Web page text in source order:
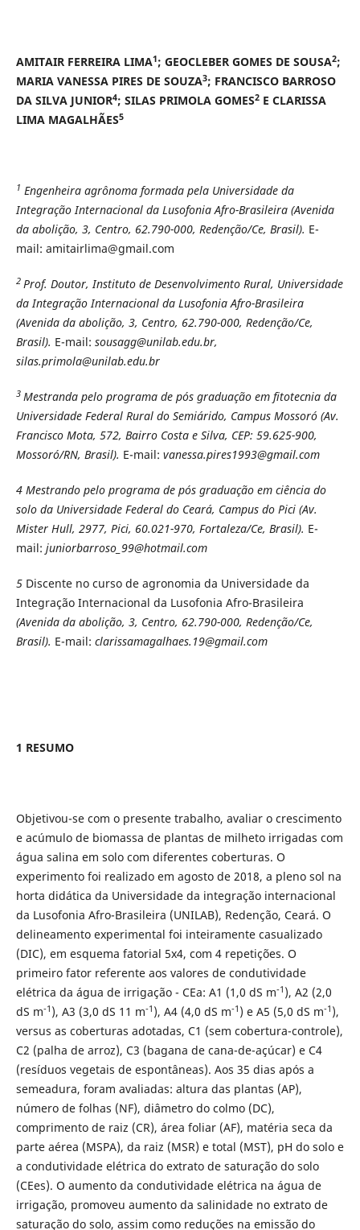
AMITAIR FERREIRA LIMA1; GEOCLEBER GOMES DE SOUSA2;
MARIA VANESSA PIRES DE SOUZA3; FRANCISCO BARROSO
DA SILVA JUNIOR4; SILAS PRIMOLA GOMES2E CLARISSA
LIMA MAGALHÃES5
1 Engenheira agrônoma formada pela Universidade da
Integração Internacional da Lusofonia Afro-Brasileira (Avenida
da abolição, 3, Centro, 62.790-000, Redenção/Ce, Brasil). E-
mail: amitairlima@gmail.com
2 Prof. Doutor, Instituto de Desenvolvimento Rural, Universidade
da Integração Internacional da Lusofonia Afro-Brasileira
(Avenida da abolição, 3, Centro, 62.790-000, Redenção/Ce,
Brasil). E-mail: sousagg@unilab.edu.br,
silas.primola@unilab.edu.br
3 Mestranda pelo programa de pós graduação em fitotecnia da
Universidade Federal Rural do Semiárido, Campus Mossoró (Av.
Francisco Mota, 572, Bairro Costa e Silva, CEP: 59.625-900,
Mossoró/RN, Brasil). E-mail: vanessa.pires1993@gmail.com
4 Mestrando pelo programa de pós graduação em ciência do
solo da Universidade Federal do Ceará, Campus do Pici (Av.
Mister Hull, 2977, Pici, 60.021-970, Fortaleza/Ce, Brasil). E-
mail: juniorbarroso_99@hotmail.com
5 Discente no curso de agronomia da Universidade da
Integração Internacional da Lusofonia Afro-Brasileira
(Avenida da abolição, 3, Centro, 62.790-000, Redenção/Ce,
Brasil). E-mail: clarissamagalhaes.19@gmail.com
1 RESUMO
Objetivou-se com o presente trabalho, avaliar o crescimento
e acúmulo de biomassa de plantas de milheto irrigadas com
água salina em solo com diferentes coberturas. O
experimento foi realizado em agosto de 2018, a pleno sol na
horta didática da Universidade da integração internacional
da Lusofonia Afro-Brasileira (UNILAB), Redenção, Ceará. O
delineamento experimental foi inteiramente casualizado
(DIC), em esquema fatorial 5x4, com 4 repetições. O
primeiro fator referente aos valores de condutividade
elétrica da água de irrigação - CEa: A1 (1,0 dS m-1 ), A2 (2,0
dS m-1 ), A3 (3,0 dS 11 m-1 ), A4 (4,0 dS m-1 ) e A5 (5,0 dS m-1 ),
versus as coberturas adotadas, C1 (sem cobertura-controle),
C2 (palha de arroz), C3 (bagana de cana-de-açúcar) e C4
(resíduos vegetais de espontâneas). Aos 35 dias após a
semeadura, foram avaliadas: altura das plantas (AP),
número de folhas (NF), diâmetro do colmo (DC),
comprimento de raiz (CR), área foliar (AF), matéria seca da
parte aérea (MSPA), da raiz (MSR) e total (MST), pH do solo e
a condutividade elétrica do extrato de saturação do solo
(CEes). O aumento da condutividade elétrica na água de
irrigação, promoveu aumento da salinidade no extrato de
saturação do solo, assim como reduções na emissão do